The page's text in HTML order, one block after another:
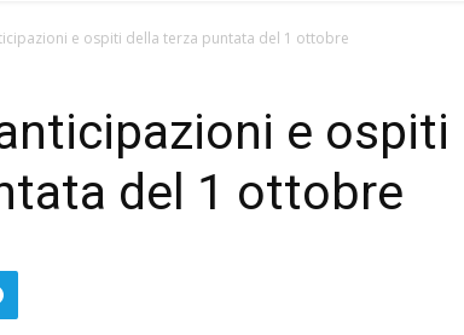
e ospiti della terza puntata del 1 ottobre
e ospiti
del 1 ottobre